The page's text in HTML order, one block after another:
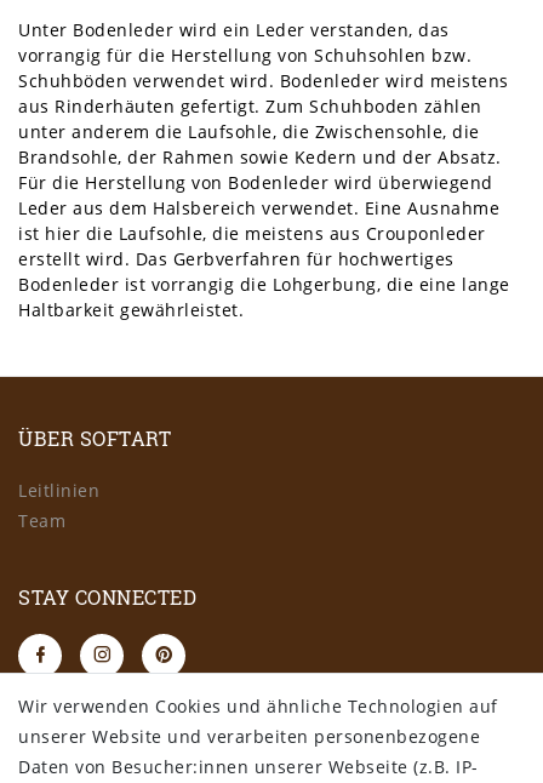
Unter Bodenleder wird ein Leder verstanden, das
vorrangig für die Herstellung von Schuhsohlen bzw.
Schuhböden verwendet wird. Bodenleder wird meistens
aus Rinderhäuten gefertigt. Zum Schuhboden zählen
unter anderem die Laufsohle, die Zwischensohle, die
Brandsohle, der Rahmen sowie Kedern und der Absatz.
Für die Herstellung von Bodenleder wird überwiegend
Leder aus dem Halsbereich verwendet. Eine Ausnahme
ist hier die Laufsohle, die meistens aus Crouponleder
erstellt wird. Das Gerbverfahren für hochwertiges
Bodenleder ist vorrangig die Lohgerbung, die eine lange
Haltbarkeit gewährleistet.
ÜBER SOFTART
Leitlinien
Team
STAY CONNECTED
RECHTLICHES
AGB
Wir verwenden Cookies und ähnliche Technologien auf
unserer Website und verarbeiten personenbezogene
Daten von Besucher:innen unserer Webseite (z.B. IP-